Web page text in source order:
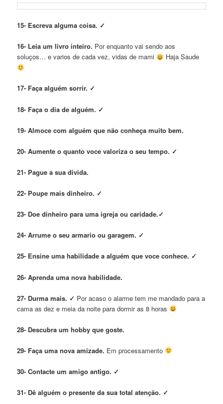
15- Escreva alguma coisa. ✓
16- Leia um livro inteiro. Por enquanto vai sendo aos
soluços… e varios de cada vez, vidas de mami
Haja Saude
17- Faça alguém sorrir. ✓
18- Faça o dia dealguém. ✓
19- Almoce com alguém que não conheça muito bem.
20-Aumente o quanto voce valoriza o seu tempo. ✓
21- Pague a sua divida.
22- Poupe mais dinheiro. ✓
23- Doe dinheiro para uma igreja ou caridade.✓
24- Arrume o seu armario ou garagem. ✓
25- Ensine uma habilidade a alguém que voce conhece. ✓
26- Aprenda uma novahabilidade.
27- Durma mais. ✓ Por acaso o alarme tem me mandado para a
cama as dez e meia da noite para dormir as 8 horas
28- Descubra um hobby que goste.
29- Faça uma nova amizade. Em processamento
30- Contacte um amigo antigo. ✓
31- Dê alguém o presente da sua totalatenção. ✓